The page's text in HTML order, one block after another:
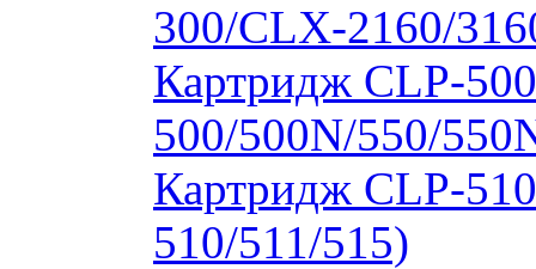
300/CLX-2160/
Картридж CLP-
500/500N/550/
Картридж CLP-
510/511/515)